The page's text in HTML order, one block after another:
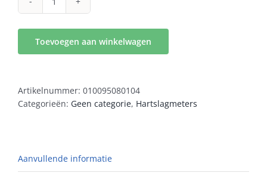
m200
Toevoegen aan winkelwagen
Artikelnummer: 010095080104
Categorieën: Geen categorie, Hartslagmeters
Aanvullende informatie